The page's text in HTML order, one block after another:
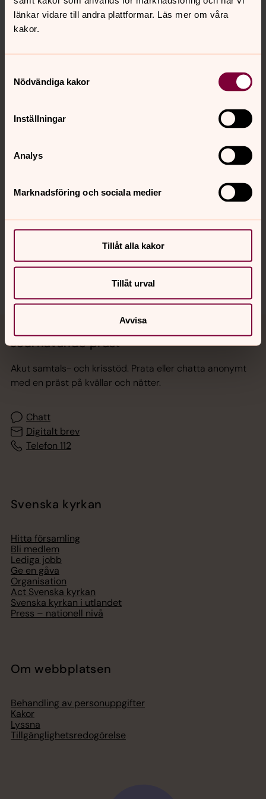
länkar vidare till andra plattformar. Läs mer om våra
kakor.
Nödvändiga kakor
Inställningar
Analys
Marknadsföring och sociala medier
Tillåt alla kakor
Tillåt urval
Avvisa
Dela
Tillbaka till toppen
Tillbaka till innehållet
Kontakt
Kalender
Jourhavande präst
Akut samtals- och krisstöd. Prata eller chatta anonymt
med en präst på kvällar och nätter.
Chatt
Digitalt brev
Telefon 112
Svenska kyrkan
Hitta församling
Bli medlem
Lediga jobb
Ge en gåva
Organisation
Act Svenska kyrkan
Svenska kyrkan i utlandet
Press – nationell nivå
Om webbplatsen
Behandling av personuppgifter
Kakor
Lyssna
Tillgänglighetsredogörelse